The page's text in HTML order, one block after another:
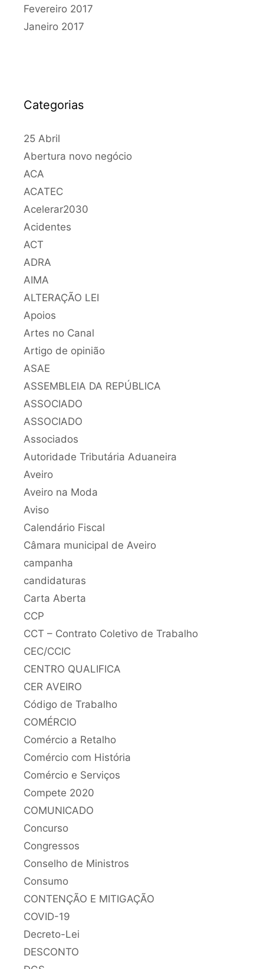
Fevereiro 2017
Janeiro 2017
Categorias
25 Abril
Abertura novo negócio
ACA
ACATEC
Acelerar2030
Acidentes
ACT
ADRA
AIMA
ALTERAÇÃO LEI
Apoios
Artes no Canal
Artigo de opinião
ASAE
ASSEMBLEIA DA REPÚBLICA
ASSOCIADO
ASSOCIADO
Associados
Autoridade Tributária Aduaneira
Aveiro
Aveiro na Moda
Aviso
Calendário Fiscal
Câmara municipal de Aveiro
campanha
candidaturas
Carta Aberta
CCP
CCT – Contrato Coletivo de Trabalho
CEC/CCIC
CENTRO QUALIFICA
CER AVEIRO
Código de Trabalho
COMÉRCIO
Comércio a Retalho
Comércio com História
Comércio e Serviços
Compete 2020
COMUNICADO
Concurso
Congressos
Conselho de Ministros
Consumo
CONTENÇÃO E MITIGAÇÃO
COVID-19
Decreto-Lei
DESCONTO